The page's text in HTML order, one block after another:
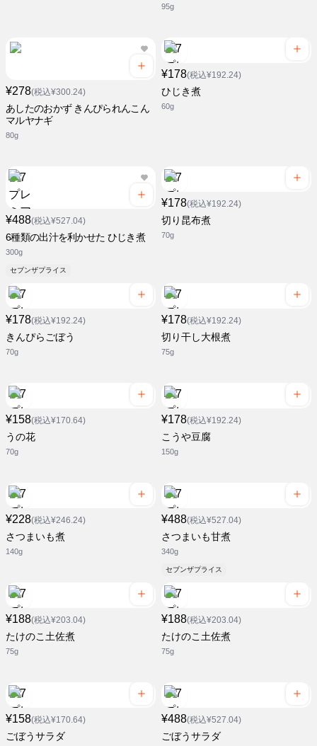
95g
¥278(税込¥300.24)
あしたのおかず きんぴられんこん
マルヤナギ
80g
¥178(税込¥192.24)
ひじき煮
60g
¥488(税込¥527.04)
6種類の出汁を利かせた ひじき煮
300g
セブンザプライス
¥178(税込¥192.24)
切り昆布煮
70g
¥178(税込¥192.24)
きんぴらごぼう
70g
¥178(税込¥192.24)
切り干し大根煮
75g
¥158(税込¥170.64)
うの花
70g
¥178(税込¥192.24)
こうや豆腐
150g
¥228(税込¥246.24)
さつまいも煮
140g
¥488(税込¥527.04)
さつまいも甘煮
340g
セブンザプライス
¥188(税込¥203.04)
たけのこ土佐煮
75g
¥188(税込¥203.04)
たけのこ土佐煮
75g
¥158(税込¥170.64)
ごぼうサラダ
¥488(税込¥527.04)
ごぼうサラダ